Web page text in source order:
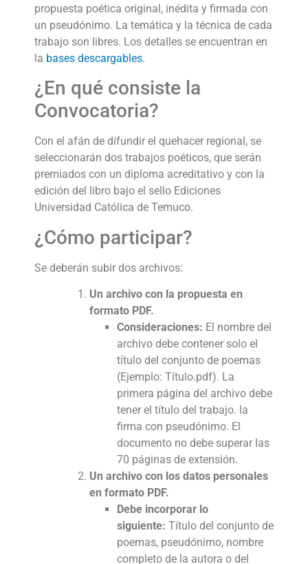
propuesta poética original, inédita y firmada con
un pseudónimo. La temática y la técnica de cada
trabajo son libres. Los detalles se encuentran en
la bases descargables.
¿En qué consiste la
Convocatoria?
Con el afán de difundir el quehacer regional, se
seleccionarán dos trabajos poéticos, que serán
premiados con un diploma acreditativo y con la
edición del libro bajo el sello Ediciones
Universidad Católica de Temuco.
¿Cómo participar?
Se deberán subir dos archivos:
Un archivo con la propuesta en
formato PDF.
Consideraciones: El nombre del
archivo debe contener solo el
título del conjunto de poemas
(Ejemplo: Título.pdf). La
primera página del archivo debe
tener el título del trabajo. la
firma con pseudónimo. El
documento no debe superar las
70 páginas de extensión.
Un archivo con los datos personales
en formato PDF.
Debe incorporar lo
siguiente: Título del conjunto de
poemas, pseudónimo, nombre
completo de la autora o del